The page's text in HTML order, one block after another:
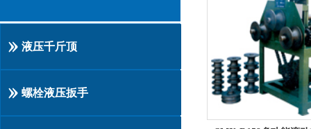
液压千斤顶
螺栓液压扳手